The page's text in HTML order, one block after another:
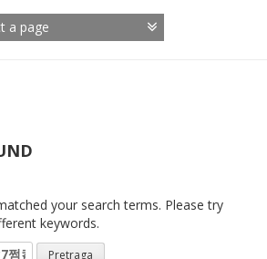
your search terms. Please try
keywords.